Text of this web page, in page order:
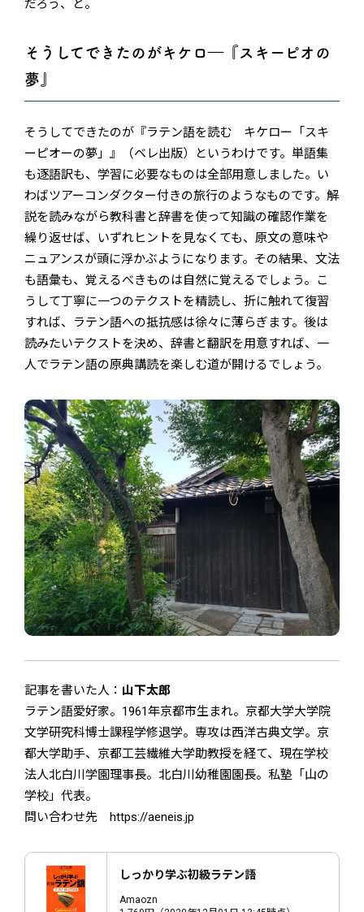
だろう、と。
そうしてできたのがキケロ―『スキーピオの
夢』
そうしてできたのが『ラテン語を読む キケロー「スキ
ーピオーの夢」』（ベレ出版）というわけです。単語集
も逐語訳も、学習に必要なものは全部用意しました。い
わばツアーコンダクター付きの旅行のようなものです。解
説を読みながら教科書と辞書を使って知識の確認作業を
繰り返せば、いずれヒントを見なくても、原文の意味や
ニュアンスが頭に浮かぶようになります。その結果、文法
も語彙も、覚えるべきものは自然に覚えるでしょう。こ
うして丁寧に一つのテクストを精読し、折に触れて復習
すれば、ラテン語への抵抗感は徐々に薄らぎます。後は
読みたいテクストを決め、辞書と翻訳を用意すれば、一
人でラテン語の原典講読を楽しむ道が開けるでしょう。
記事を書いた人： 山下太郎
ラテン語愛好家。1961年京都市生まれ。京都大学大学院
文学研究科博士課程学修退学。専攻は西洋古典文学。京
都大学助手、京都工芸繊維大学助教授を経て、現在学校
法人北白川学園理事長。北白川幼稚園園長。私塾「山の
学校」代表。
問い合わせ先 https://aeneis.jp
しっかり学ぶ初級ラテン語
Amaozn